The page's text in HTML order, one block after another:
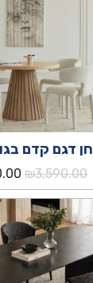
דגם קדם
₪3,590.00
היה: